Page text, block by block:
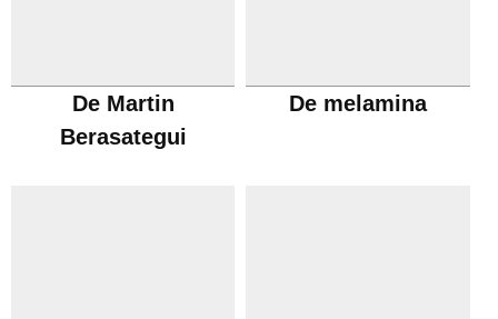
De Martin
Berasategui
De melamina